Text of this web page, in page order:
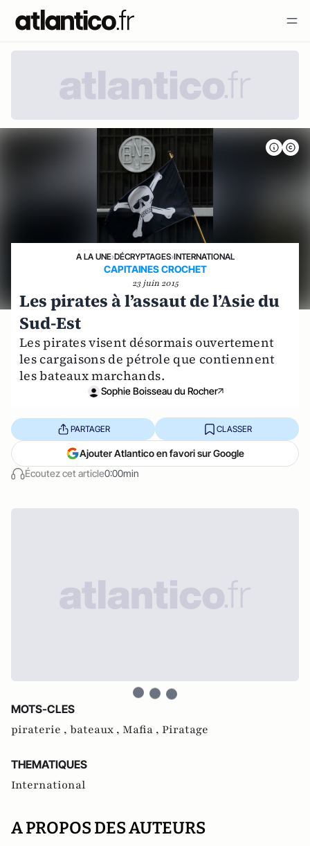
A LA UNE›DÉCRYPTAGES›INTERNATIONAL
CAPITAINES CROCHET
23 juin 2015
Les pirates à l’assaut de l’Asie du
Sud-Est
Les pirates visent désormais ouvertement
les cargaisons de pétrole que contiennent
les bateaux marchands.
Sophie Boisseau du Rocher
Écoutez cet article0:00min
PARTAGER CLASSER
Ajouter Atlantico en favori sur Google
MOTS-CLES
piraterie , bateaux , Mafia , Piratage
THEMATIQUES
International
A PROPOS DES AUTEURS